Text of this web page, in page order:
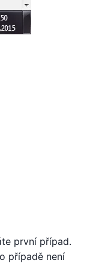
první případ.
případě není